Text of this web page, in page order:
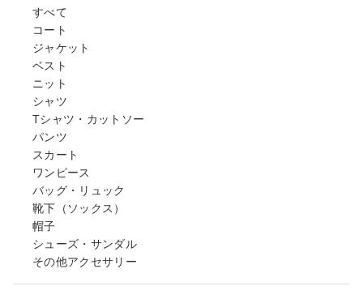
すべて
コート
ジャケット
ベスト
ニット
シャツ
Tシャツ・カットソー
パンツ
スカート
ワンピース
バッグ・リュック
靴下（ソックス）
帽子
シューズ・サンダル
その他アクセサリー